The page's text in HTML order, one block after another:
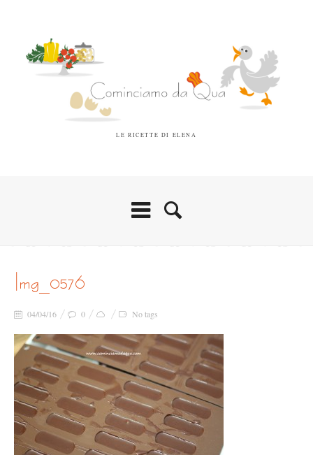
LE RICETTE DI ELENA
img_0576
04/04/16 0 No tags